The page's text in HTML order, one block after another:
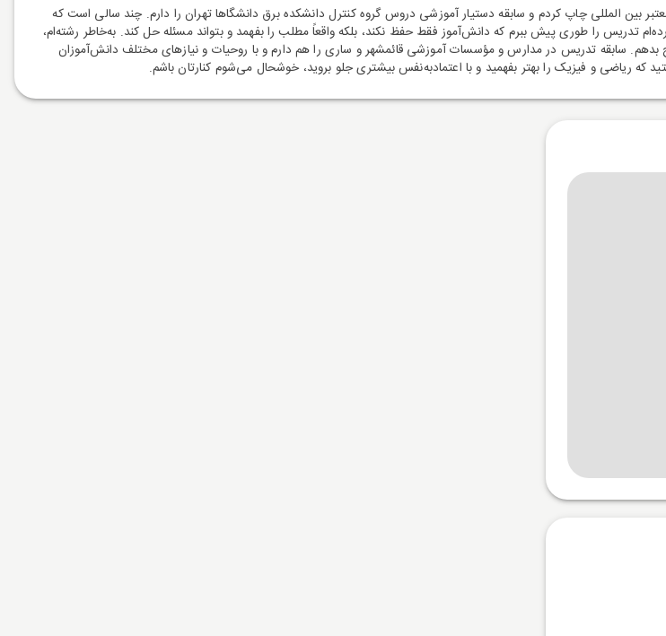
بین المللی چاپ کردم و سابقه دستیار آموزشی دروس گروه کنترل دانشکده برق دانشگاها تهران را دارم. چند سالی است که
را طوری پیش ببرم که دانش‌آموز فقط حفظ نکند، بلکه واقعاً مطلب را بفهمد و بتواند مسئله حل کند. به‌خاطر رشته‌ام،
بدهم. سابقه تدریس در مدارس و مؤسسات آموزشی قائمشهر و ساری را هم دارم و با روحیات و نیازهای مختلف دانش‌آموزان
ریاضی و فیزیک را بهتر بفهمید و با اعتمادبه‌نفس بیشتری جلو بروید، خوشحال می‌شوم کنارتان باشم.